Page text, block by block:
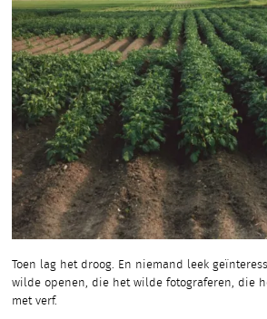
Toen lag het droog. En niemand leek
wilde openen, die het wilde fotograferen, die
met verf.